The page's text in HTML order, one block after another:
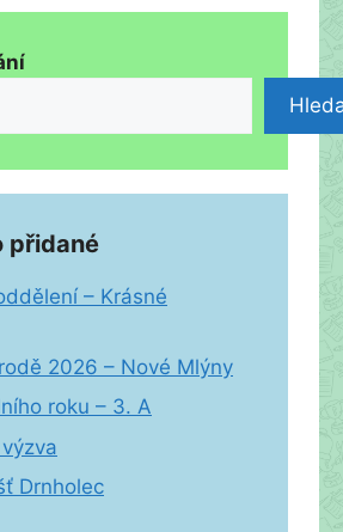
přidané
– Krásné
2026 – Nové Mlýny
roku – 3. A
Drnholec